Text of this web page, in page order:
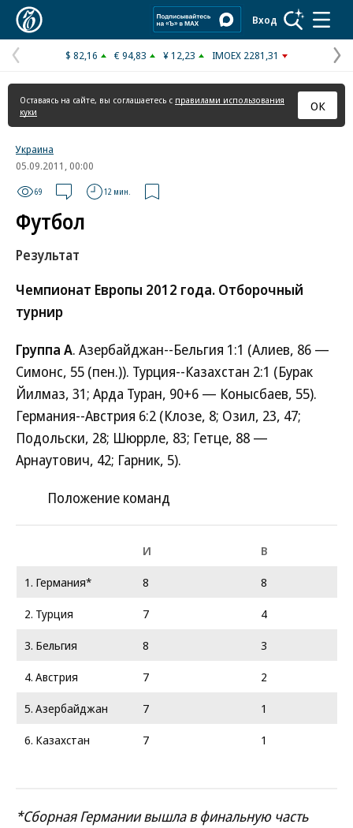
Вход
Предыдущая
страница
$ 82,16 € 94,83 ¥ 12,23 IMOEX 2281,31
Оставаясь на сайте, вы соглашаетесь с правилами использования
куки
ОК
Украина
05.09.2011, 00:00
69 12 мин.
Футбол
Результат
Чемпионат Европы 2012 года. Отборочный
турнир
Группа A. Азербайджан--Бельгия 1:1 (Алиев, 86 —
Симонс, 55 (пен.)). Турция--Казахстан 2:1 (Бурак
Йилмаз, 31; Арда Туран, 90+6 — Конысбаев, 55).
Германия--Австрия 6:2 (Клозе, 8; Озил, 23, 47;
Подольски, 28; Шюррле, 83; Гетце, 88 —
Арнаутович, 42; Гарник, 5).
Положение команд
И
В
1. Германия*
8
8
2. Турция
7
4
3. Бельгия
8
3
4. Австрия
7
2
5. Азербайджан
7
1
6. Казахстан
7 1
*Сборная Германии вышла в финальную часть